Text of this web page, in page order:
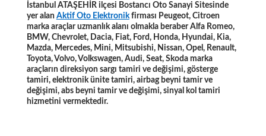
İstanbul ATAŞEHİR ilçesi Bostancı Oto Sanayi Sitesinde
yer alan Aktif Oto Elektronikfirması Peugeot, Citroen
marka araçlar uzmanlık alanı olmakla beraber Alfa Romeo,
BMW, Chevrolet, Dacia, Fiat, Ford, Honda, Hyundai, Kia,
Mazda, Mercedes, Mini, Mitsubishi, Nissan, Opel, Renault,
Toyota, Volvo, Volkswagen, Audi, Seat, Skoda marka
araçların direksiyon sargı tamiri ve değişimi, gösterge
tamiri, elektronik ünite tamiri, airbag beyni tamir ve
değişimi, abs beyni tamir ve değişimi, sinyal kol tamiri
hizmetini vermektedir.